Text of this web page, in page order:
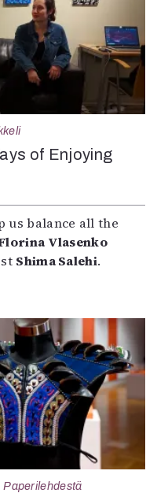
of Enjoying
us balance all the
Vlasenko
Shima Salehi.
Paperilehdestä